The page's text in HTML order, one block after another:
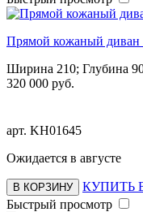
Прямой кожаный диван
Ширина 210; Глубина
320 000 руб.
арт. KH01645
Ожидается в августе
В КОРЗИНУ
КУПИТЬ
Быстрый просмотр